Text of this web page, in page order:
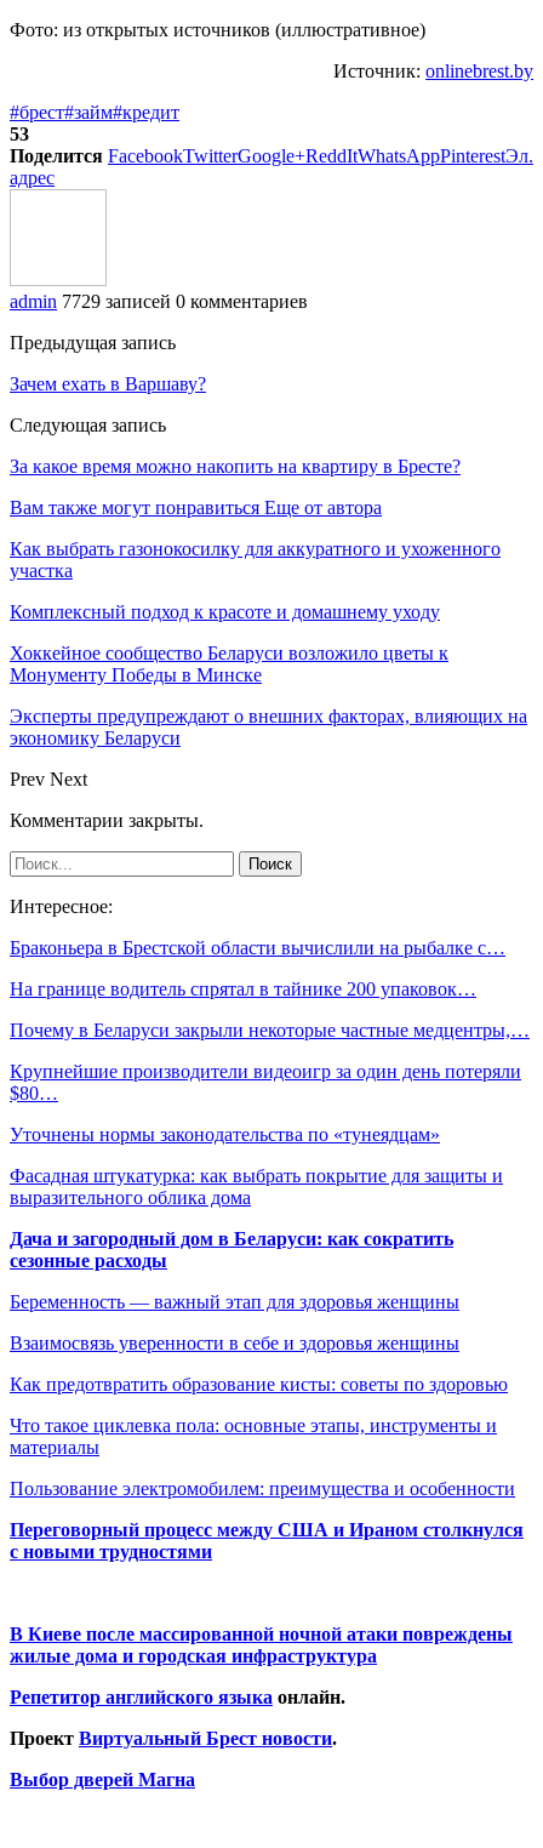
Фото: из открытых источников (иллюстративное)
Источник: onlinebrest.by
#брест#займ#кредит
53
Поделится FacebookTwitterGoogle+ReddItWhatsAppPinterestЭл.
адрес
admin 7729 записей 0 комментариев
Предыдущая запись
Зачем ехать в Варшаву?
Следующая запись
За какое время можно накопить на квартиру в Бресте?
Вам также могут понравиться Еще от автора
Как выбрать газонокосилку для аккуратного и ухоженного
участка
Комплексный подход к красоте и домашнему уходу
Хоккейное сообщество Беларуси возложило цветы к
Монументу Победы в Минске
Эксперты предупреждают о внешних факторах, влияющих на
экономику Беларуси
Prev Next
Комментарии закрыты.
Интересное:
Браконьера в Брестской области вычислили на рыбалке с…
На границе водитель спрятал в тайнике 200 упаковок…
Почему в Беларуси закрыли некоторые частные медцентры,…
Крупнейшие производители видеоигр за один день потеряли
$80…
Уточнены нормы законодательства по «тунеядцам»
Фасадная штукатурка: как выбрать покрытие для защиты и
выразительного облика дома
Дача и загородный дом в Беларуси: как сократить
сезонные расходы
Беременность — важный этап для здоровья женщины
Взаимосвязь уверенности в себе и здоровья женщины
Как предотвратить образование кисты: советы по здоровью
Что такое циклевка пола: основные этапы, инструменты и
материалы
Пользование электромобилем: преимущества и особенности
Переговорный процесс между США и Ираном столкнулся
с новыми трудностями
В Киеве после массированной ночной атаки повреждены
жилые дома и городская инфраструктура
Репетитор английского языка онлайн.
Проект Виртуальный Брест новости.
Выбор дверей Магна